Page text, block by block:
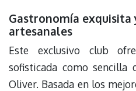
Gastronomía exquisita
artesanales
Este exclusivo club
sofisticada como sencilla
Oliver. Basada en los